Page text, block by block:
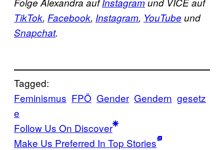
Folge Alexandra aufInstagramund VICE auf
TikTok, Facebook, Instagram, YouTube und
Snapchat.
Tagged:
Feminismus FPÖ Gender Gendern gesetz
e
Follow Us On Discover
Make Us Preferred In Top Stories